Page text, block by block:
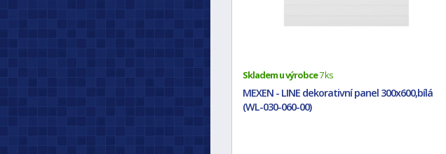
Skladem u výrobce7 ks
MEXEN - LINE dekorativní panel 300x600,bílá
(WL-030-060-00)